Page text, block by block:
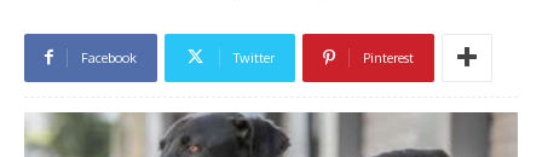
Facebook Twitter Pinterest